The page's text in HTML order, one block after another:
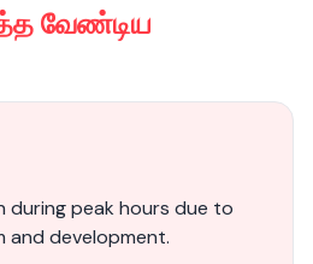
வேண்டிய
during peak hours due to
and development.